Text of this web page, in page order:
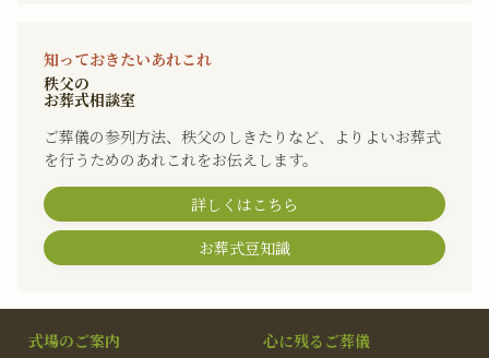
知っておきたいあれこれ
秩父の
お葬式相談室
ご葬儀の参列方法、秩父のしきたりなど、よりよいお葬式
を行うためのあれこれをお伝えします。
詳しくはこちら
お葬式豆知識
式場のご案内
心に残るご葬儀